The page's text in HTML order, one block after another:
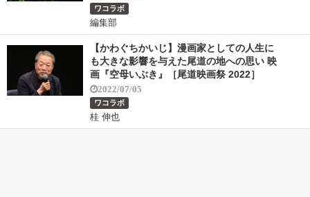
ワコラボ
編集部
【かわぐちかいじ】漫画家としての人生に
も大きな影響を与えた尾道の地への思い 映
画『空母いぶき』［尾道映画祭 2022］
2022/07/05
ワコラボ
桂 伸也